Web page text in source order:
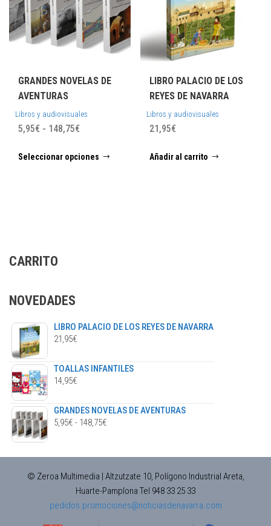
GRANDES NOVELAS DE
AVENTURAS
Libros y audiovisuales
5,95€ - 148,75€Rango
precios:
Seleccionar opciones
producto
página
LIBRO PALACIO DE LOS
REYES DE NAVARRA
Libros y audiovisuales
21,95€
Añadir al carrito
CARRITO
NOVEDADES
LIBRO PALACIO DE LOS REYES DE NAVARRA
21,95€
TOALLAS INFANTILES
14,95€
GRANDES NOVELAS DE AVENTURAS
5,95€ - 148,75€
5,95€
HASTA
148,75€
© Zeroa Multimedia | Altzutzate 10, Polígono Industrial Areta,
Huarte-Pamplona Tel 948 33 25 33
pedidos.promociones@noticiasdenavarra.com